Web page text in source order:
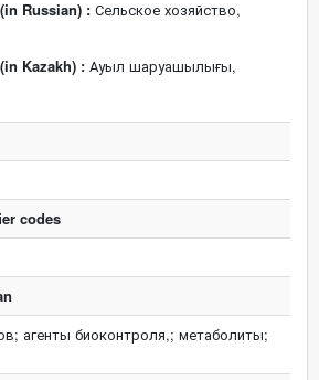
Russian) : Сельское хозяйство,
Kazakh) : Ауыл шаруашылығы,
codes
агенты биоконтроля,; метаболиты;